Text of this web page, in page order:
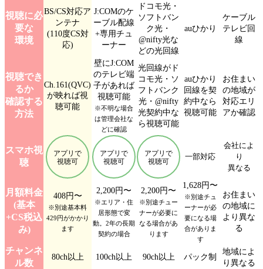
視聴に必
要な
環境
BS/CS対応ア
ンテナ
(110度CS対
応)
J:COMのケ
ーブル配線
+専用チュ
ーナー
ドコモ光・
ソフトバン
ク光・
@nifty光な
どの光回線
auひかり
ケーブル
テレビ回
線
視聴でき
るか
確認する
方法
Ch.161(QVC)
が映れば視
聴可能
壁にJ:COM
のテレビ端
子があれば
視聴可能
※不明な場合
は管理会社な
どに確認
光回線がド
コモ光・ソ
フトバンク
光・@nifty
光契約中な
ら視聴可能
auひかり
回線を契
約中なら
視聴可能
お住まい
の地域が
対応エリ
アか確認
スマホ視
聴
アプリで
視聴可
アプリで
視聴可
アプリで
視聴可
一部対応
会社によ
り
異なる
月額料金
(基本
+CS税込
み)
408円〜
※別途基本料
429円がかかり
ます
2,200円〜
※エリア・住
居形態で変
動。2年の長期
契約の場合
2,200円〜
※別途チュー
ナーが必要に
なる場合があ
ります
1,628円〜
※別途チュ
ーナーが必
要になる場
合がありま
す
お住まい
の地域に
より異な
る
チャンネ
ル数
80ch以上 100ch以上 90ch以上 パック制
地域によ
り異なる